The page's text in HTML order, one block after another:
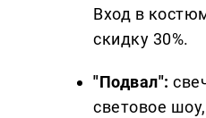
Вход в
скидку 30%.
"Подвал":
световое